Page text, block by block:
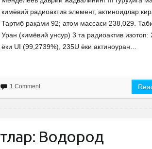
кимёвий радиоактив элемент, актиноидлар
Тартиб рақами 92; атом массаси 238,029.
Уран (кимёвий унсур) 3 та радиоактив изотоп:
ёки UI (99,2739%), 235U ёки актиноуран…
1 Comment
Водород